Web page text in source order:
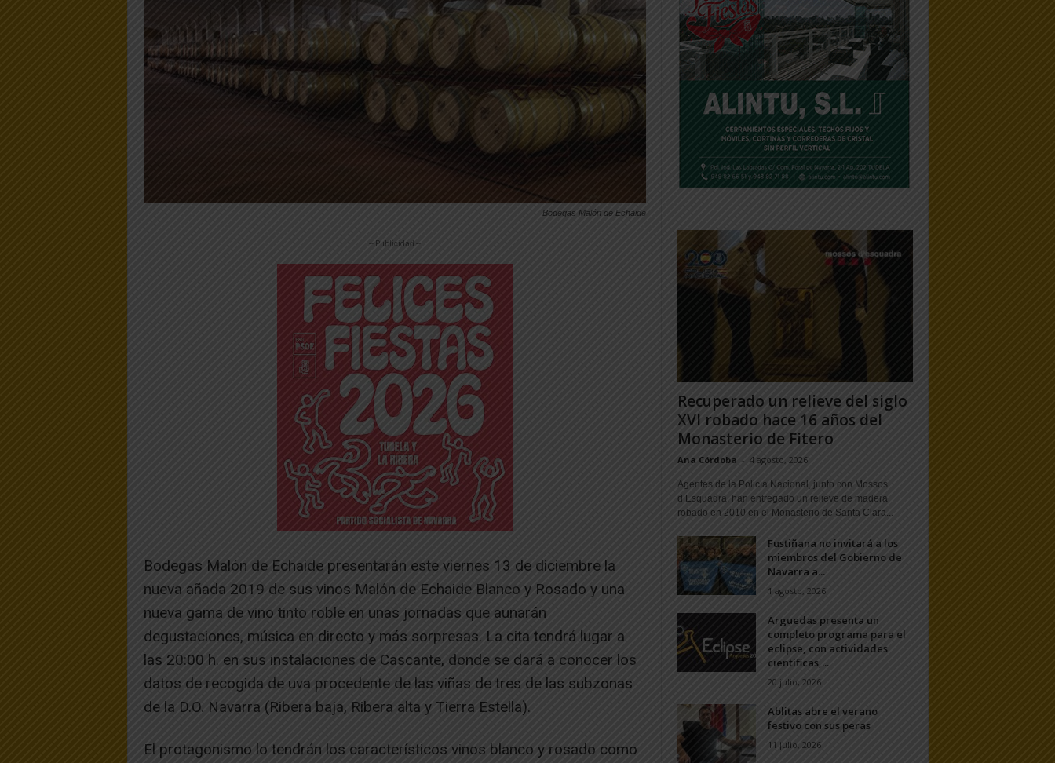
Bodegas Malón de Echaide
-- Publicidad --
Bodegas Malón de Echaide presentarán este viernes 13 de diciembre la
nueva añada 2019 de sus vinos Malón de Echaide Blanco y Rosado y una
nueva gama de vino tinto roble en unas jornadas que aunarán
degustaciones, música en directo y más sorpresas. La cita tendrá lugar a
las 20:00 h. en sus instalaciones de Cascante, donde se dará a conocer los
datos de recogida de uva procedente de las viñas de tres de las subzonas
de la D.O. Navarra (Ribera baja, Ribera alta y Tierra Estella).
El protagonismo lo tendrán los característicos vinos blanco y rosado como
Recuperado un relieve del siglo
XVI robado hace 16 años del
Monasterio de Fitero
Ana Córdoba - 4 agosto, 2026
Agentes de la Policía Nacional, junto con Mossos
d’Esquadra, han entregado un relieve de madera
robado en 2010 en el Monasterio de Santa Clara...
Fustiñana no invitará a los
miembros del Gobierno de
Navarra a...
1 agosto, 2026
Arguedas presenta un
completo programa para el
eclipse, con actividades
científicas,...
20 julio, 2026
Ablitas abre el verano
festivo con sus peras
11 julio, 2026